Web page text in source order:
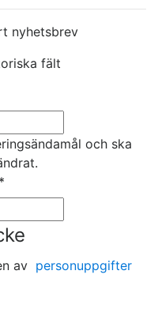
nyhetsbrev
fält
och ska
*
av personuppgifter